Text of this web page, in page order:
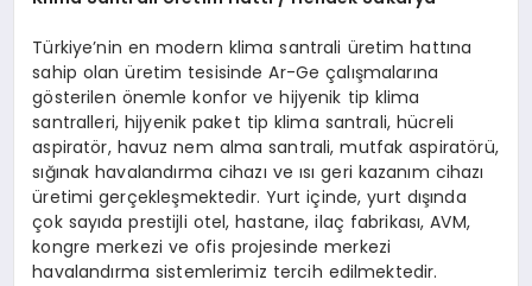
Türkiye’nin en modern klima santrali üretim hattına
sahip olan üretim tesisinde Ar-Ge çalışmalarına
gösterilen önemle konfor ve hijyenik tip klima
santralleri, hijyenik paket tip klima santrali, hücreli
aspiratör, havuz nem alma santrali, mutfak aspiratörü,
sığınak havalandırma cihazı ve ısı geri kazanım cihazı
üretimi gerçekleşmektedir. Yurt içinde, yurt dışında
çok sayıda prestijli otel, hastane, ilaç fabrikası, AVM,
kongre merkezi ve ofis projesinde merkezi
havalandırma sistemlerimiz tercih edilmektedir.